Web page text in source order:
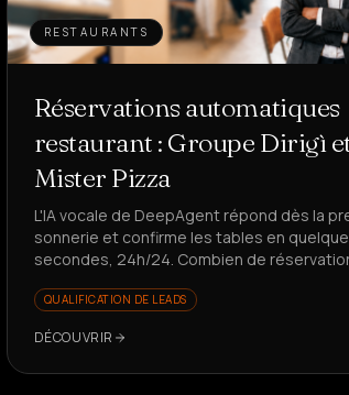
RESTAURANTS
Réservations automatiques
restaurant : Groupe Dirigì
Mister Pizza
L'IA vocale de DeepAgent répond dès la
sonnerie et confirme les tables en
secondes, 24h/24. Combien de
QUALIFICATION DE LEADS
DÉCOUVRIR